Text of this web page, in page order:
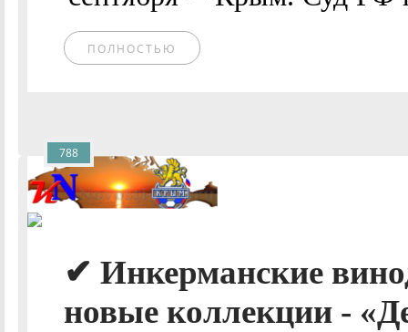
ПОЛНОСТЬЮ
✔ Инкерманские
новые коллекции -
788